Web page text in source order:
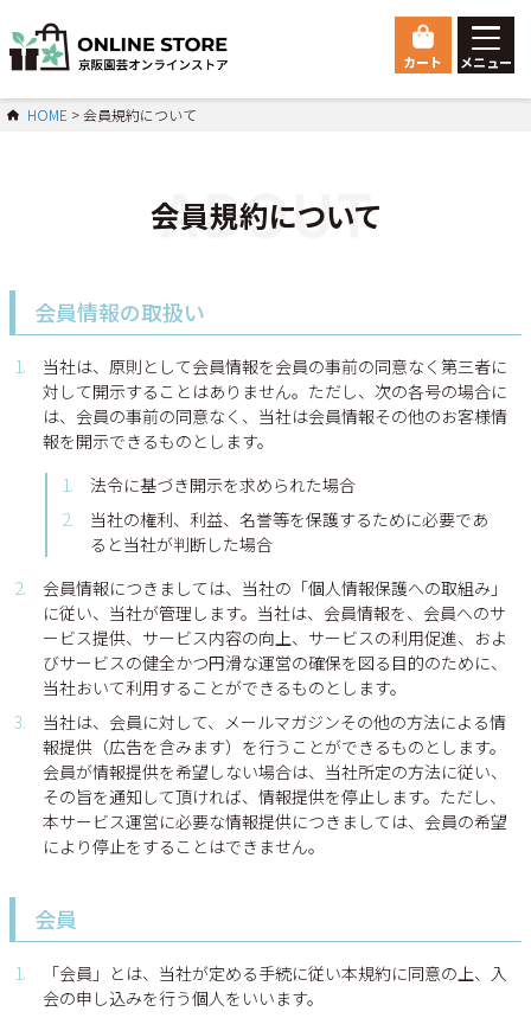
カート メニュー
HOME 総合トップ
ご利用ガイド
会員登録
お問い合わせ
個人情報の取扱いについて
HOME 会員規約について
会員規約について
会員情報の取扱い
当社は、原則として会員情報を会員の事前の同意なく第三者に
対して開示することはありません。ただし、次の各号の場合に
は、会員の事前の同意なく、当社は会員情報その他のお客様情
報を開示できるものとします。
法令に基づき開示を求められた場合
当社の権利、利益、名誉等を保護するために必要であ
ると当社が判断した場合
会員情報につきましては、当社の「個人情報保護への取組み」
に従い、当社が管理します。当社は、会員情報を、会員へのサ
ービス提供、サービス内容の向上、サービスの利用促進、およ
びサービスの健全かつ円滑な運営の確保を図る目的のために、
当社おいて利用することができるものとします。
当社は、会員に対して、メールマガジンその他の方法による情
報提供（広告を含みます）を行うことができるものとします。
会員が情報提供を希望しない場合は、当社所定の方法に従い、
その旨を通知して頂ければ、情報提供を停止します。ただし、
本サービス運営に必要な情報提供につきましては、会員の希望
により停止をすることはできません。
会員
「会員」とは、当社が定める手続に従い本規約に同意の上、入
会の申し込みを行う個人をいいます。